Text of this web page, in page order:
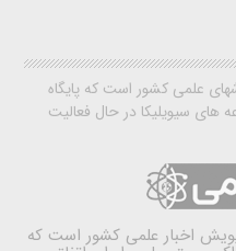
علمی کشور است که پایگاه
های سیویلیکا در حال فعالیت
اخبار علمی کشور است که